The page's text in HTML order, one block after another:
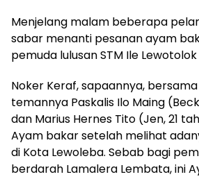
Menjelang malam beberapa
sabar menanti pesanan ayam
pemuda lulusan STM Ile Lewotolok
Noker Keraf, sapaannya,
temannya Paskalis Ilo Maing
dan Marius Hernes Tito (Jen, 21
Ayam bakar setelah melihat
di Kota Lewoleba. Sebab bagi
berdarah Lamalera Lembata, ini